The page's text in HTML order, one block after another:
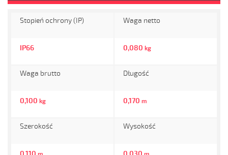
Stopień ochrony (IP)
IP66
Waga netto
0,080 kg
Waga brutto
0,100 kg
Długość
0,170 m
Szerokość Wysokość